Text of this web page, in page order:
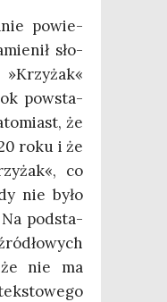
powie­
sło­
powsta­
że
roku i że
co
nie było
pod­sta­
nie ma